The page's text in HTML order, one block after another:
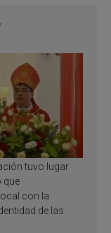
tuvo lugar
que
con la
de las